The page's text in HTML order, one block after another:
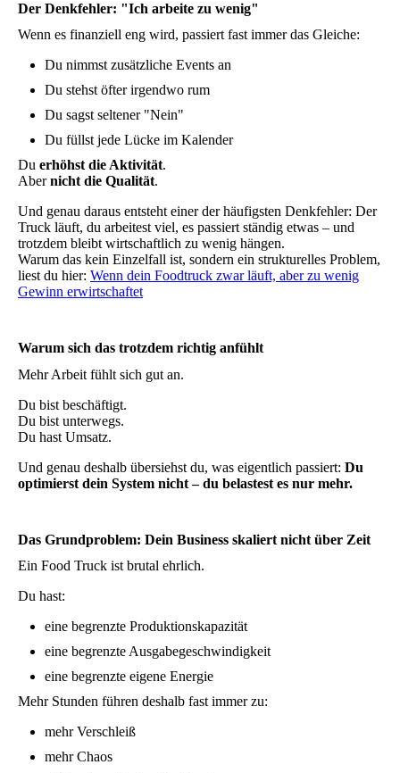
Der Denkfehler: "Ich arbeite zu wenig"
Wenn es finanziell eng wird, passiert fast immer das Gleiche:
Du nimmst zusätzliche Events an
Du stehst öfter irgendwo rum
Du sagst seltener "Nein"
Du füllst jede Lücke im Kalender
Du erhöhst die Aktivität.
Abernicht die Qualität.
Und genau daraus entsteht einer der häufigsten Denkfehler: Der
Truck läuft, du arbeitest viel, es passiert ständig etwas – und
trotzdem bleibt wirtschaftlich zu wenig hängen.
Warum das kein Einzelfall ist, sondern ein strukturelles Problem,
liest du hier: Wenn dein Foodtruck zwar läuft, aber zu wenig
Gewinn erwirtschaftet
Warum sich das trotzdem richtig anfühlt
Mehr Arbeit fühlt sich gut an.
Du bist beschäftigt.
Du bist unterwegs.
Du hast Umsatz.
Und genau deshalb übersiehst du, was eigentlich passiert: Du
optimierst dein System nicht – du belastest es nur mehr.
Das Grundproblem: Dein Business skaliert nicht über Zeit
Ein Food Truck ist brutal ehrlich.
Du hast:
eine begrenzte Produktionskapazität
eine begrenzte Ausgabegeschwindigkeit
eine begrenzte eigene Energie
Mehr Stunden führen deshalb fast immer zu:
mehr Verschleiß
mehr Chaos